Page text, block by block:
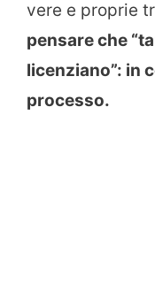
vere e proprie
pensare che
licenziano”: in
processo.